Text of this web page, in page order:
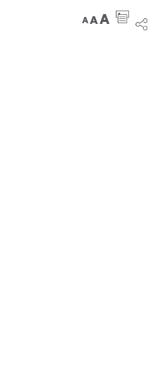
A
A A